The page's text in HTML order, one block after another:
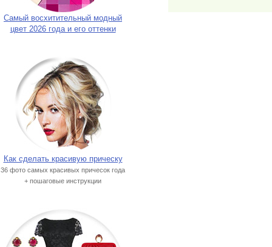
Самый восхитительный модный
цвет 2026 года и его оттенки
Как сделать красивую прическу
36 фото самых красивых причесок года
+ пошаговые инструкции